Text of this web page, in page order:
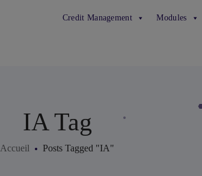
Credit Management Modules
IA Tag
Accueil Posts Tagged "IA"